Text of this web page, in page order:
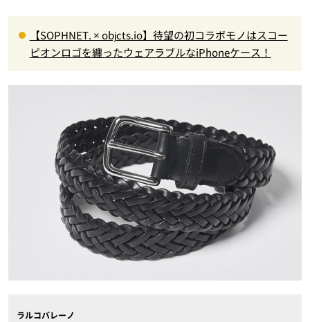
【SOPHNET. × objcts.io】待望の初コラボモノはスコー
ピオンロゴを纏ったウェアラブルなiPhoneケース！
ラルコバレーノ